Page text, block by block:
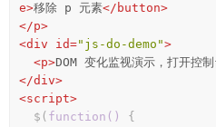
e>移除 p 元素</ button>
</p>
<div id="js-do-demo">
<p>DOM 变化监视演示，打开控
</div>
<script>
  $(
function ( ) {